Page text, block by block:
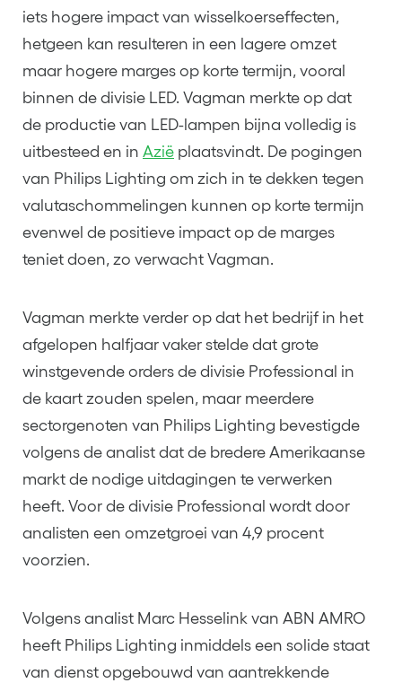
iets hogere impact van wisselkoerseffecten,
hetgeen kan resulteren in een lagere omzet
maar hogere marges op korte termijn, vooral
binnen de divisie LED. Vagman merkte op dat
de productie van LED-lampen bijna volledig is
uitbesteed en in Azië plaatsvindt. De pogingen
van Philips Lighting om zich in te dekken tegen
valutaschommelingen kunnen op korte termijn
evenwel de positieve impact op de marges
teniet doen, zo verwacht Vagman.
Vagman merkte verder op dat het bedrijf in het
afgelopen halfjaar vaker stelde dat grote
winstgevende orders de divisie Professional in
de kaart zouden spelen, maar meerdere
sectorgenoten van Philips Lighting bevestigde
volgens de analist dat de bredere Amerikaanse
markt de nodige uitdagingen te verwerken
heeft. Voor de divisie Professional wordt door
analisten een omzetgroei van 4,9 procent
voorzien.
Volgens analist Marc Hesselink van ABN AMRO
heeft Philips Lighting inmiddels een solide staat
van dienst opgebouwd van aantrekkende